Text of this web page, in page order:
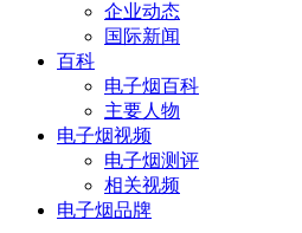
企业动态
国际新闻
百科
电子烟百科
主要人物
电子烟视频
电子烟测评
相关视频
电子烟品牌